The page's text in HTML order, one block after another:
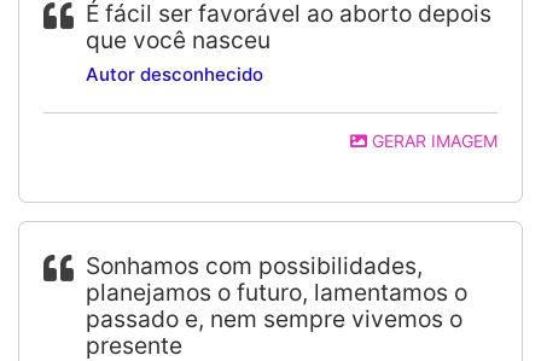
É fácil ser favorável ao aborto depois
que você nasceu
Autor desconhecido
GERAR IMAGEM
Sonhamos com possibilidades,
planejamos o futuro, lamentamos o
passado e, nem sempre vivemos o
presente